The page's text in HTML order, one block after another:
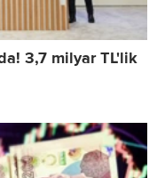
3,7 milyar TL'lik